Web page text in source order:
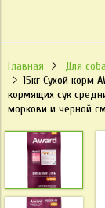
Главная Для
15кг Сухой корм
кормящих сук
моркови и черной